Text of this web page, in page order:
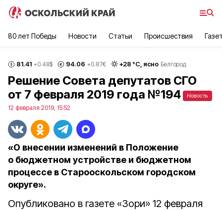
80 лет Победы Новости Статьи Происшествия
81.41 +0.48$ 94.06 +0.87€ +28 °С, ясно Белгород
Решение Совета депутатов СГО
от 7 февраля 2019 года №194
Новость
12 февраля 2019, 15:52
«О внесении изменений в Положение
о бюджетном устройстве и бюджетном
процессе в Старооскольском городском
округе».
Опубликовано в газете «Зори» 12 февраля